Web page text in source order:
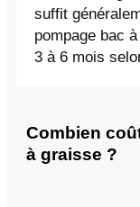
suffit
pompage bac
3 à 6 mois
Combien
à graisse ?